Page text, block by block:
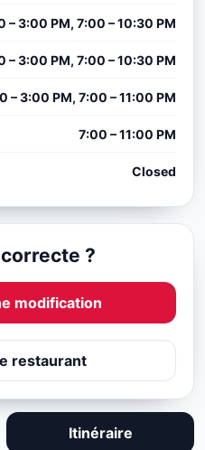
– 3:00 PM, 7:00 – 10:30 PM
– 3:00 PM, 7:00 – 10:30 PM
– 3:00 PM, 7:00 – 11:00 PM
7:00 – 11:00 PM
Closed
?
modification
restaurant
Itinéraire